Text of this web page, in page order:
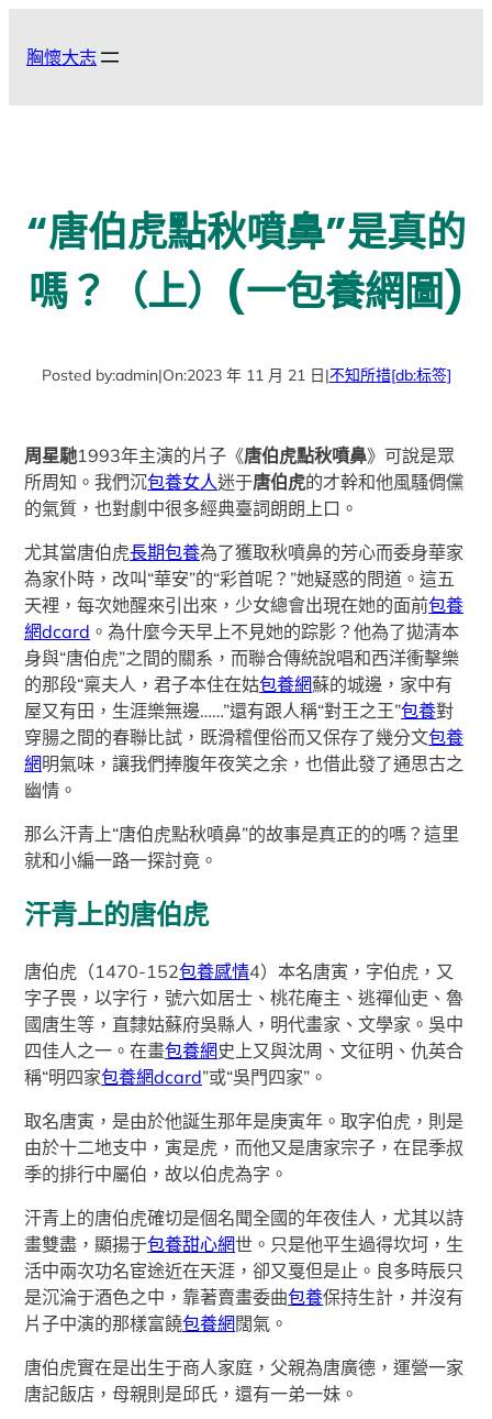
胸懷大志
“唐伯虎點秋噴鼻”是真的
嗎？（上）(一包養網圖)
Posted by:admin|On:2023 年 11 月 21 日|不知所措[db:标签]
周星馳1993年主演的片子《唐伯虎點秋噴鼻》可說是眾
所周知。我們沉包養女人迷于唐伯虎的才幹和他風騷倜儻
的氣質，也對劇中很多經典臺詞朗朗上口。
尤其當唐伯虎長期包養為了獲取秋噴鼻的芳心而委身華家
為家仆時，改叫“華安”的“彩首呢？”她疑惑的問道。這五
天裡，每次她醒來引出來，少女總會出現在她的面前包養
網dcard 。為什麼今天早上不見她的踪影？他為了拋清本
身與“唐伯虎”之間的關系，而聯合傳統說唱和西洋衝擊樂
的那段“稟夫人，君子本住在姑包養網蘇的城邊，家中有
屋又有田，生涯樂無邊……”還有跟人稱“對王之王”包養對
穿腸之間的春聯比試，既滑稽俚俗而又保存了幾分文包養
網明氣味，讓我們捧腹年夜笑之余，也借此發了通思古之
幽情。
那么汗青上“唐伯虎點秋噴鼻”的故事是真正的的嗎？這里
就和小編一路一探討竟。
汗青上的唐伯虎
唐伯虎（1470-152包養感情4）本名唐寅，字伯虎，又
字子畏，以字行，號六如居士、桃花庵主、逃禪仙吏、魯
國唐生等，直隸姑蘇府吳縣人，明代畫家、文學家。吳中
四佳人之一。在畫包養網史上又與沈周、文征明、仇英合
稱“明四家包養網dcard”或“吳門四家”。
取名唐寅，是由於他誕生那年是庚寅年。取字伯虎，則是
由於十二地支中，寅是虎，而他又是唐家宗子，在昆季叔
季的排行中屬伯，故以伯虎為字。
汗青上的唐伯虎確切是個名聞全國的年夜佳人，尤其以詩
畫雙盡，顯揚于包養甜心網世。只是他平生過得坎坷，生
活中兩次功名宦途近在天涯，卻又戛但是止。良多時辰只
是沉淪于酒色之中，靠著賣畫委曲包養保持生計，并沒有
片子中演的那樣富饒包養網闊氣。
唐伯虎實在是出生于商人家庭，父親為唐廣德，運營一家
唐記飯店，母親則是邱氏，還有一弟一妹。